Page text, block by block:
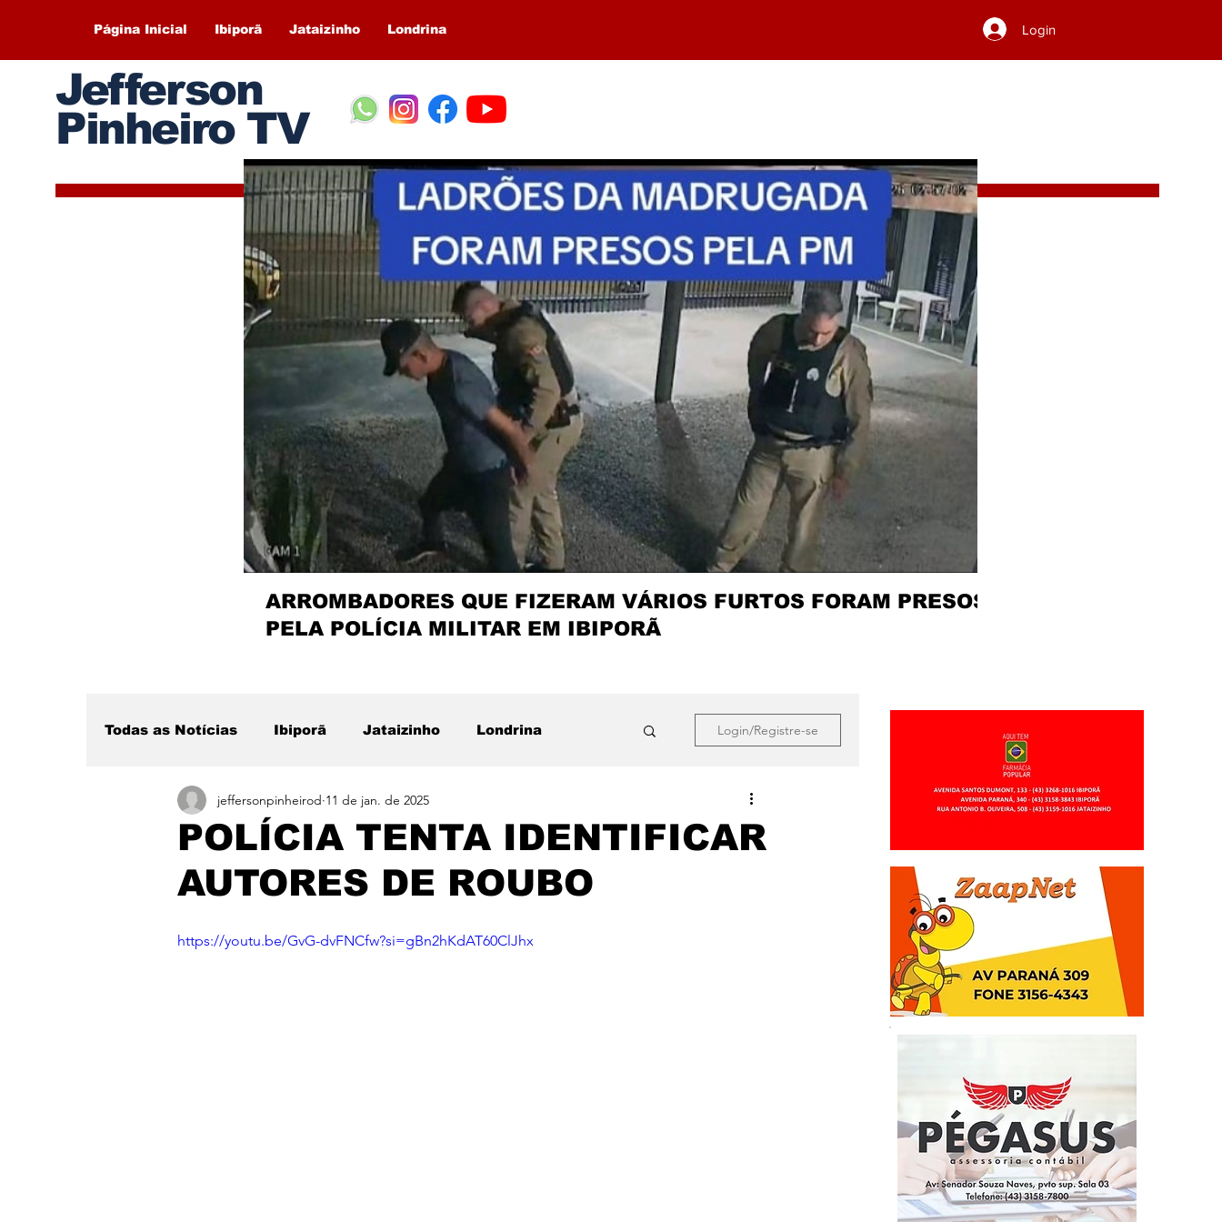
Página Inicial Ibiporã Jataizinho Londrina Login
Jefferson
Pinheiro TV
ARROMBADORES QUE FIZERAM VÁRIOS FURTOS FORAM PRESOS
PELA POLÍCIA MILITAR EM IBIPORÃ
Todas as Notícias Ibiporã Jataizinho Londrina
Região Sertanópolis Destaque
Login/Registre-se
POLÍCIA TENTA IDENTIFICAR
AUTORES DE ROUBO
jeffersonpinheirod 11 de jan. de 2025
https://youtu.be/GvG-dvFNCfw?si=gBn2hKdAT60ClJhx